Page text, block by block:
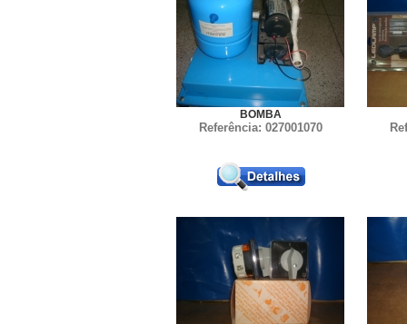
BOMBA
Referência: 027001070